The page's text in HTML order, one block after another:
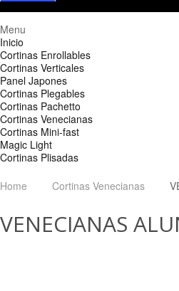
Menu
Inicio
Cortinas Enrollables
Cortinas Verticales
Panel Japones
Cortinas Plegables
Cortinas Pachetto
Cortinas Venecianas
Cortinas Mini-fast
Magic Light
Cortinas Plisadas
Home
Cortinas Venecianas
VENECIANAS